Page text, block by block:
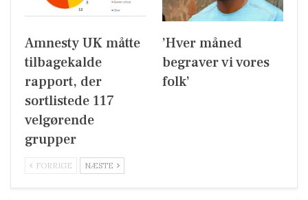
Amnesty UK måtte
tilbagekalde
rapport, der
sortlistede 117
velgørende
grupper
’Hver måned
begraver vi vores
folk’
FORRIGE NÆSTE